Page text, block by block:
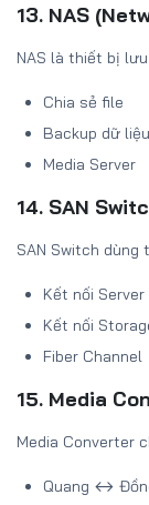
13. NAS
NAS là thiết bị
Chia sẻ file
Backup dữ liệu
Media Server
14. SAN
SAN Switch dùng
Kết nối Server
Kết nối
Fiber Channel
15. Media
Media Converter
Quang ↔